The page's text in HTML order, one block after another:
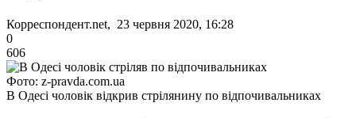
Корреспондент.net, 23 червня 2020, 16:28
0
606
Фото: z-pravda.com.ua
В Одесі чоловік відкрив стрілянину по відпочивальниках